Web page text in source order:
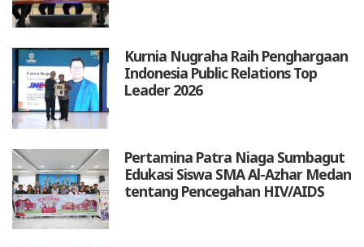
Kurnia Nugraha Raih Penghargaan
Indonesia Public Relations Top
Leader 2026
Pertamina Patra Niaga Sumbagut
Edukasi Siswa SMA Al-Azhar Medan
tentang Pencegahan HIV/AIDS